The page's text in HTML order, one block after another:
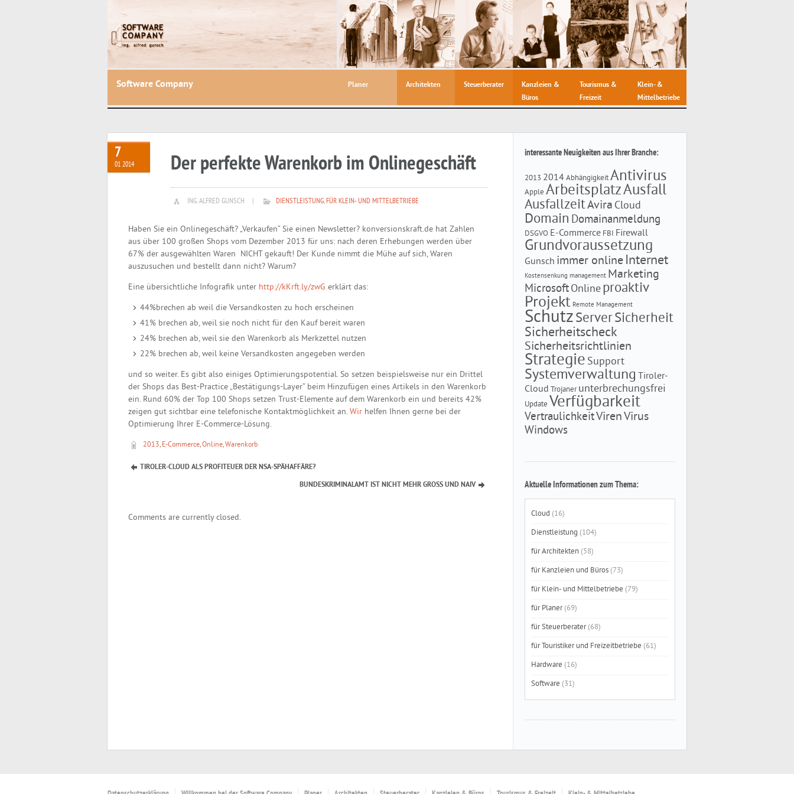
Software Company Planer Architekten Steuerberater
Kanzleien &
Büros
Tourismus &
Freizeit
Klein- &
Mittelbetriebe
7
01 2014 Der perfekte Warenkorb im Onlinegeschäft
ING. ALFRED GUNSCH DIENSTLEISTUNG,FÜR KLEIN- UND MITTELBETRIEBE
Haben Sie ein Onlinegeschäft? „Verkaufen“ Sie einen Newsletter? konversionskraft.de hat Zahlen
aus über 100 großen Shops vom Dezember 2013 für uns: nach deren Erhebungen werden über
67% der ausgewählten Waren NICHT gekauft! Der Kunde nimmt die Mühe auf sich, Waren
auszusuchen und bestellt dann nicht? Warum?
Eine übersichtliche Infografik unter http://kKrft.ly/zwG erklärt das:
44%brechen ab weil die Versandkosten zu hoch erscheinen
41% brechen ab, weil sie noch nicht für den Kauf bereit waren
24% brechen ab, weil sie den Warenkorb als Merkzettel nutzen
22% brechen ab, weil keine Versandkosten angegeben werden
und so weiter. Es gibt also einiges Optimierungspotential. So setzen beispielsweise nur ein Drittel
der Shops das Best-Practice „Bestätigungs-Layer“ beim Hinzufügen eines Artikels in den Warenkorb
ein. Rund 60% der Top 100 Shops setzen Trust-Elemente auf dem Warenkorb ein und bereits 42%
zeigen gut sichtbar eine telefonische Kontaktmöglichkeit an. Wir helfen Ihnen gerne bei der
Optimierung Ihrer E-Commerce-Lösung.
2013, E-Commerce,Online,Warenkorb
TIROLER-CLOUD ALS PROFITEUER DER NSA-SPÄHAFFÄRE?
BUNDESKRIMINALAMT IST NICHT MEHR GROSS UND NAIV
Comments are currently closed.
interessante Neuigkeiten aus Ihrer Branche:
2013 2014AbhängigkeitAntivirus
Apple ArbeitsplatzAusfall
AusfallzeitAvira Cloud
Domain Domainanmeldung
DSGVO E-Commerce FBI Firewall
Grundvoraussetzung
Gunsch immer onlineInternet
Kostensenkung management Marketing
MicrosoftOnlineproaktiv
Projekt Remote Management
SchutzServerSicherheit
Sicherheitscheck
Sicherheitsrichtlinien
Strategie Support
Systemverwaltung Tiroler-
Cloud Trojaner unterbrechungsfrei
Update Verfügbarkeit
VertraulichkeitVirenVirus
Windows
Aktuelle Informationen zum Thema:
Cloud (16)
Dienstleistung (104)
für Architekten (58)
für Kanzleien und Büros (73)
für Klein- und Mittelbetriebe (79)
für Planer(69)
für Steuerberater(68)
für Touristiker und Freizeitbetriebe (61)
Hardware (16)
Software (31)